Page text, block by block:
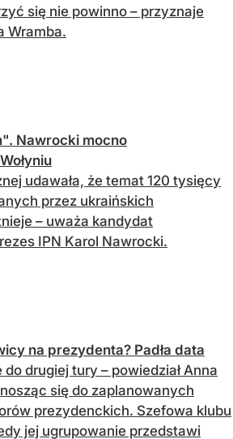
się nie powinno – przyznaje
Wramba.
Nawrocki mocno
udawała, że temat 120 tysięcy
przez ukraińskich
– uważa kandydat
IPN Karol Nawrocki.
na prezydenta? Padła data
drugiej tury – powiedział Anna
się do zaplanowanych
prezydenckich. Szefowa klubu
jej ugrupowanie przedstawi